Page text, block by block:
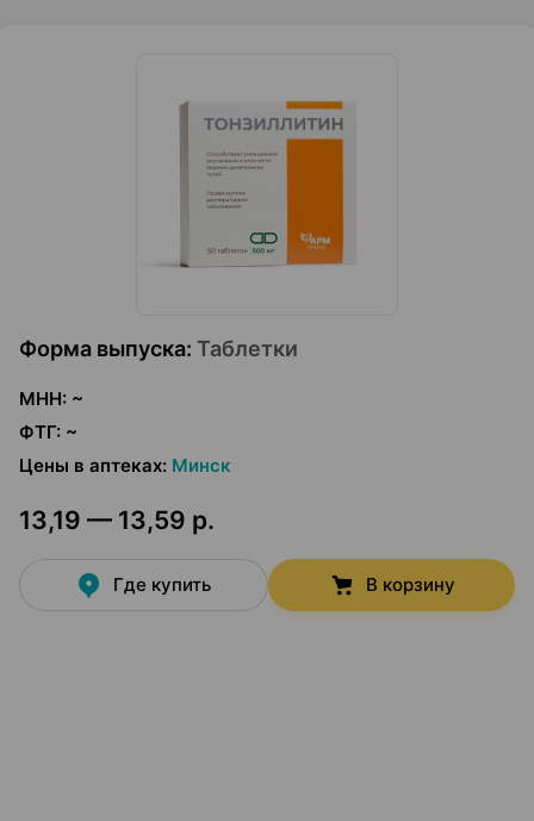
Форма выпуска: Таблетки
МНН: ~
ФТГ: ~
Цены в аптеках: Минск
13,19 — 13,59 р.
Где купить В корзину